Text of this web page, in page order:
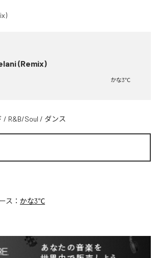
(Remix)
かな3℃
/ R&B/Soul / ダンス
ス： かな3℃